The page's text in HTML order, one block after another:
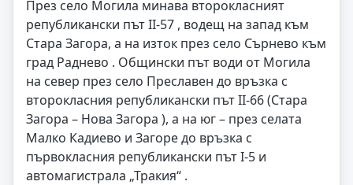
През село Могила минава второкласният
републикански път II-57 , водещ на запад към
Стара Загора, а на изток през село Сърнево към
град Раднево . Общински път води от Могила
на север през село Преславен до връзка с
второкласния републикански път II-66 (Стара
Загора – Нова Загора ), а на юг – през селата
Малко Кадиево и Загоре до връзка с
първокласния републикански път I-5 и
автомагистрала „Тракия“ .